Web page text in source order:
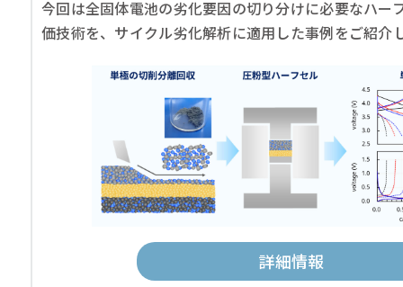
今回は全固体電池の劣化要因の切り分けに必要なハー
価技術を、サイクル劣化解析に適用した事例をご紹介
詳細情報